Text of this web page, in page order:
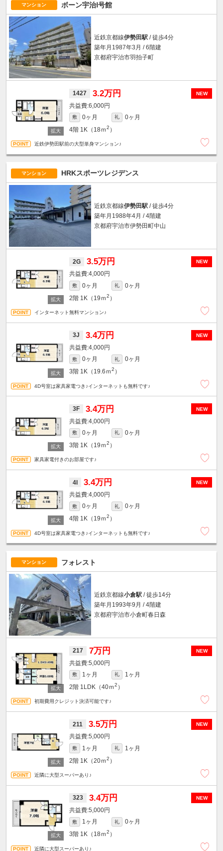
マンション ボーン宇治Ⅰ号館
近鉄京都線伊勢田駅/ 徒歩4分
築年月1987年3月 / 6階建
京都府宇治市羽拍子町
NEW
1427 3.2万円
6,000円
敷 0ヶ月 礼
0ヶ月
4階 1K（18ｍ2 ）
近鉄伊勢田駅前の大型単身マンション♪
マンション HRKスポーツレジデンス
近鉄京都線伊勢田駅/ 徒歩4分
築年月1988年4月 / 4階建
京都府宇治市伊勢田町中山
NEW
2G 3.5万円
4,000円
敷 0ヶ月 礼
0ヶ月
2階 1K（19ｍ2 ）
インターネット無料マンション♪
NEW
3J 3.4万円
4,000円
敷 0ヶ月 礼
0ヶ月
3階 1K（19.6ｍ2 ）
4D号室は家具家電つき♪インターネットも無料です♪
NEW
3F 3.4万円
4,000円
敷 0ヶ月 礼
0ヶ月
3階 1K（19ｍ2 ）
家具家電付きのお部屋です♪
NEW
4I 3.4万円
4,000円
敷 0ヶ月 礼
0ヶ月
4階 1K（19ｍ2 ）
4D号室は家具家電つき♪インターネットも無料です♪
マンション フォレスト
近鉄京都線小倉駅/ 徒歩14分
築年月1993年9月 / 4階建
京都府宇治市小倉町春日森
NEW
217 7万円
5,000円
敷 1ヶ月 礼
1ヶ月
2階 1LDK（40ｍ2 ）
初期費用クレジット決済可能です♪
NEW
211 3.5万円
5,000円
敷 1ヶ月 礼
1ヶ月
2階 1K（20ｍ2 ）
近隣に大型スーパーあり♪
NEW
323 3.4万円
5,000円
敷 1ヶ月 礼
0ヶ月
3階 1K（18ｍ2 ）
近隣に大型スーパーあり♪